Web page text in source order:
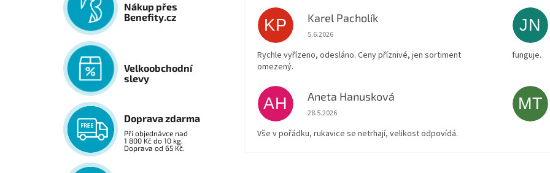
Nákup přes
Benefity.cz
Velkoobchodní
slevy
Doprava zdarma
Při objednávce nad
1 800 Kč do 10 kg.
Doprava od 65 Kč.
KP Karel Pacholík
Hodnocení obchodu je 4 z 5 hvězdiček.
5.6.2026
Rychle vyřízeno, odesláno. Ceny příznivé, jen sortiment
omezený.
JN
funguje.
AH Aneta Hanusková
Hodnocení obchodu je 5 z 5 hvězdiček.
28.5.2026
Vše v pořádku, rukavice se netrhají, velikost odpovídá.
MT